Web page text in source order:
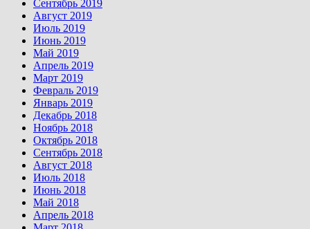
Сентябрь 2019
Август 2019
Июль 2019
Июнь 2019
Май 2019
Апрель 2019
Март 2019
Февраль 2019
Январь 2019
Декабрь 2018
Ноябрь 2018
Октябрь 2018
Сентябрь 2018
Август 2018
Июль 2018
Июнь 2018
Май 2018
Апрель 2018